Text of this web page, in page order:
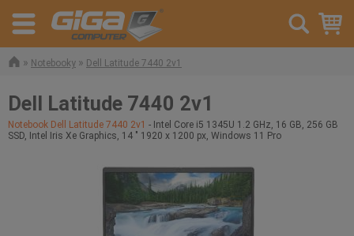
» Notebooky » Dell Latitude 7440 2v1
Dell Latitude 7440 2v1
Notebook Dell Latitude 7440 2v1 - Intel Core i5 1345U 1.2 GHz, 16 GB, 256 GB
SSD, Intel Iris Xe Graphics, 14 " 1920 x 1200 px, Windows 11 Pro